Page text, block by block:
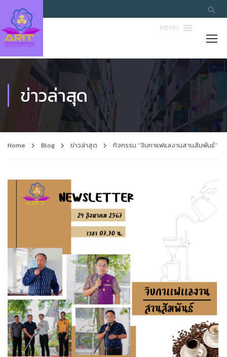
MENU
ข่าวล่าสุด
Home Blog ข่าวล่าสุด กิจกรรม “จิบกาแฟแลงานสานสัมพันธ์”